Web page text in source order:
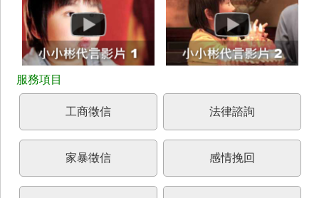
工商徵信 法律諮詢
家暴徵信 感情挽回